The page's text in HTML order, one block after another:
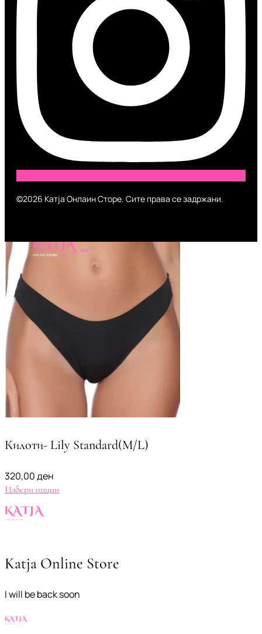
©2026 Катја Онлаин Сторе. Сите права се задржани.
Килоти- Lily Standard(M/L)
320,00ден
Избери опции
Katja Online Store
I will be back soon